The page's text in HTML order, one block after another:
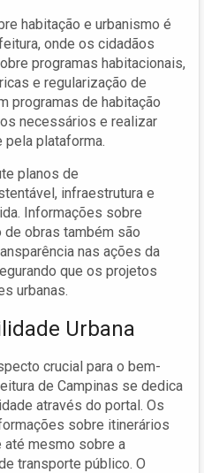
habitação e urbanismo é
onde os cidadãos
programas habitacionais,
e regularização de
programas de habitação
necessários e realizar
plataforma.
planos de
infraestrutura e
Informações sobre
obras também são
nas ações da
que os projetos
urbanas.
Urbana
crucial para o bem-
de Campinas se dedica
através do portal. Os
sobre itinerários
até mesmo sobre a
transporte público. O